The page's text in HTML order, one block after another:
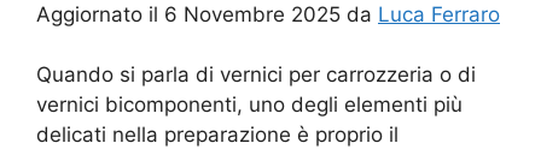
Aggiornato il 6 Novembre 2025 da Luca Ferraro
Quando si parla di vernici per carrozzeria o di
vernici bicomponenti, uno degli elementi più
delicati nella preparazione è proprio il